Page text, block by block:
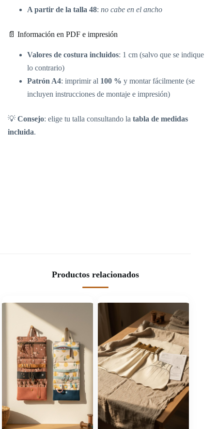
A partir de la talla 48: no cabe en el ancho
📄 Información en PDF e impresión
Valores de costura incluidos: 1 cm (salvo que se indique
lo contrario)
Patrón A4: imprimir al 100 % y montar fácilmente (se
incluyen instrucciones de montaje e impresión)
💡 Consejo: elige tu talla consultando la tabla de medidas
incluida.
Productos relacionados